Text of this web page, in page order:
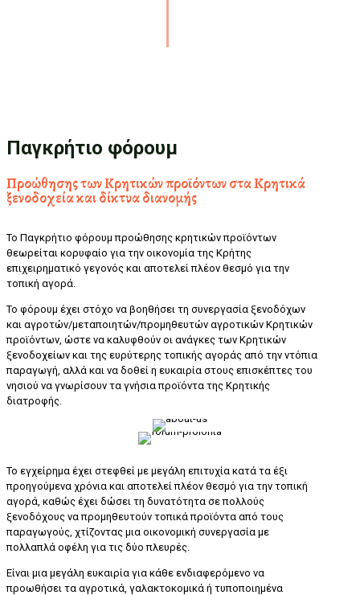
Παγκρήτιο φόρουμ
Προώθησης των Κρητικών προϊόντων στα Κρητικά
ξενοδοχεία και δίκτυα διανομής
Το Παγκρήτιο φόρουμ προώθησης κρητικών προϊόντων
θεωρείται κορυφαίο για την οικονομία της Κρήτης
επιχειρηματικό γεγονός και αποτελεί πλέον θεσμό για την
τοπική αγορά.
Το φόρουμ έχει στόχο να βοηθήσει τη συνεργασία ξενοδόχων
και αγροτών/μεταποιητών/προμηθευτών αγροτικών Κρητικών
προϊόντων, ώστε να καλυφθούν οι ανάγκες των Κρητικών
ξενοδοχείων και της ευρύτερης τοπικής αγοράς από την ντόπια
παραγωγή, αλλά και να δοθεί η ευκαιρία στους επισκέπτες του
νησιού να γνωρίσουν τα γνήσια προϊόντα της Κρητικής
διατροφής.
Το εγχείρημα έχει στεφθεί με μεγάλη επιτυχία κατά τα έξι
προηγούμενα χρόνια και αποτελεί πλέον θεσμό για την τοπική
αγορά, καθώς έχει δώσει τη δυνατότητα σε πολλούς
ξενοδόχους να προμηθευτούν τοπικά προϊόντα από τους
παραγωγούς, χτίζοντας μια οικονομική συνεργασία με
πολλαπλά οφέλη για τις δύο πλευρές.
Είναι μια μεγάλη ευκαιρία για κάθε ενδιαφερόμενο να
προωθήσει τα αγροτικά, γαλακτοκομικά ή τυποποιημένα